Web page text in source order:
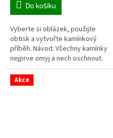
Do košíku
Vyberte si oblázek, použijte
obtisk a vytvořte kamínkový
příběh. Návod: Všechny kamínky
nejprve omyj a nech oschnout.
Odstraň fólii ze zadní strany
přenosové samolepky....
Akce